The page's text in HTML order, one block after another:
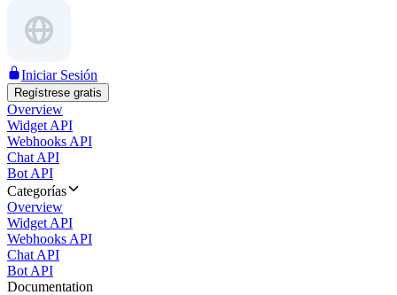
Iniciar Sesión
Regístrese gratis
Overview
Widget API
Webhooks API
Chat API
Bot API
Categorías
Overview
Widget API
Webhooks API
Chat API
Bot API
Documentation